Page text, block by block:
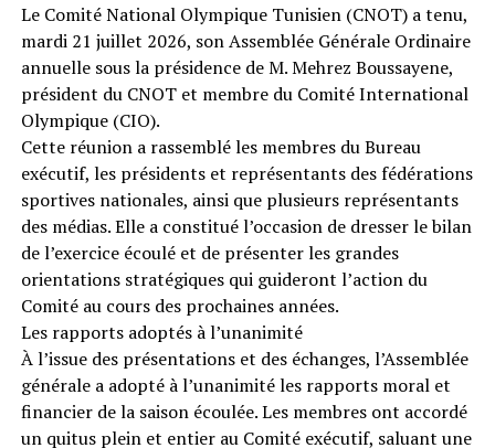
Le Comité National Olympique Tunisien (CNOT) a tenu,
mardi 21 juillet 2026, son Assemblée Générale Ordinaire
annuelle sous la présidence de M. Mehrez Boussayene,
président du CNOT et membre du Comité International
Olympique (CIO).
Cette réunion a rassemblé les membres du Bureau
exécutif, les présidents et représentants des fédérations
sportives nationales, ainsi que plusieurs représentants
des médias. Elle a constitué l’occasion de dresser le bilan
de l’exercice écoulé et de présenter les grandes
orientations stratégiques qui guideront l’action du
Comité au cours des prochaines années.
Les rapports adoptés à l’unanimité
À l’issue des présentations et des échanges, l’Assemblée
générale a adopté à l’unanimité les rapports moral et
financier de la saison écoulée. Les membres ont accordé
un quitus plein et entier au Comité exécutif, saluant une